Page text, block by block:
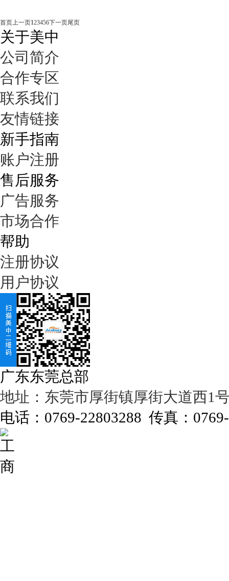
首页上一页123456下一页尾页
关于美中
公司简介
合作专区
联系我们
友情链接
新手指南
账户注册
售后服务
广告服务
市场合作
帮助
注册协议
用户协议
广东东莞总部
地址：东莞市厚街镇厚街大道西1
电话：0769-22803288 传真：